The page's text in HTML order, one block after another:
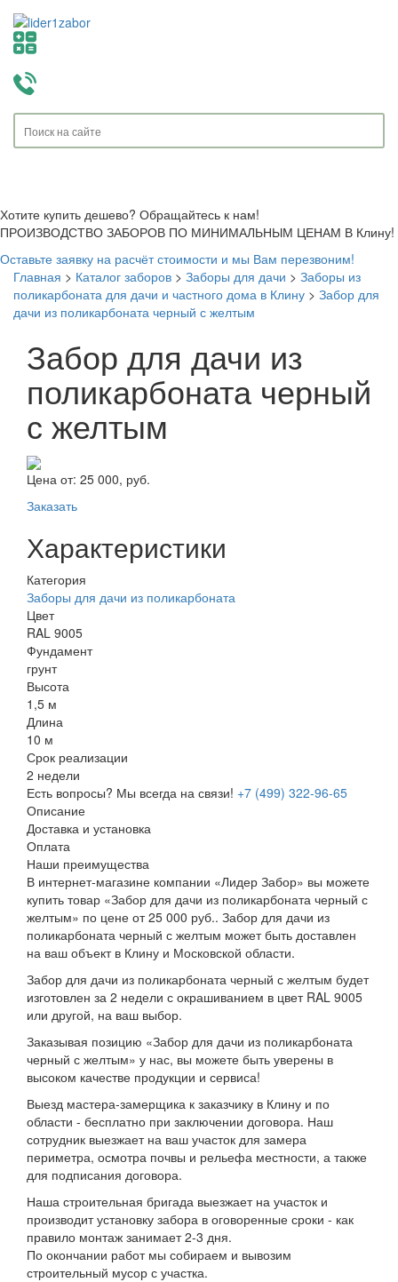
Хотите купить дешево? Обращайтесь к нам!
ПРОИЗВОДСТВО ЗАБОРОВ ПО МИНИМАЛЬНЫМ ЦЕНАМ В Клину!
Оставьте заявку на расчёт стоимости и мы Вам перезвоним!
Главная > Каталог заборов > Заборы для дачи > Заборы из
поликарбоната для дачи и частного дома в Клину > Забор для
дачи из поликарбоната черный с желтым
Забор для дачи из
поликарбоната черный
с желтым
Цена от: 25 000, руб.
Заказать
Характеристики
Категория
Заборы для дачи из поликарбоната
Цвет
RAL 9005
Фундамент
грунт
Высота
1,5 м
Длина
10 м
Срок реализации
2 недели
Есть вопросы? Мы всегда на связи! +7 (499) 322-96-65
Описание
Доставка и установка
Оплата
Наши преимущества
В интернет-магазине компании «Лидер Забор» вы можете
купить товар «Забор для дачи из поликарбоната черный с
желтым» по цене от 25 000 руб.. Забор для дачи из
поликарбоната черный с желтым может быть доставлен
на ваш объект в Клину и Московской области.
Забор для дачи из поликарбоната черный с желтым будет
изготовлен за 2 недели с окрашиванием в цвет RAL 9005
или другой, на ваш выбор.
Заказывая позицию «Забор для дачи из поликарбоната
черный с желтым» у нас, вы можете быть уверены в
высоком качестве продукции и сервиса!
Выезд мастера-замерщика к заказчику в Клину и по
области - бесплатно при заключении договора. Наш
сотрудник выезжает на ваш участок для замера
периметра, осмотра почвы и рельефа местности, а также
для подписания договора.
Наша строительная бригада выезжает на участок и
производит установку забора в оговоренные сроки - как
правило монтаж занимает 2-3 дня.
По окончании работ мы собираем и вывозим
строительный мусор с участка.